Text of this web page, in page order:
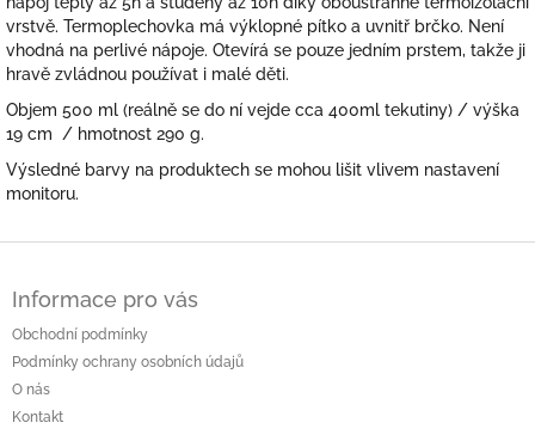
vrstvě. Termoplechovka má výklopné pítko a uvnitř brčko. Není
vhodná na perlivé nápoje. Otevírá se pouze jedním prstem, takže ji
hravě zvládnou používat i malé děti.
Objem 500 ml (reálně se do ní vejde cca 400ml tekutiny) / výška
19 cm / hmotnost 290 g.
Výsledné barvy na produktech se mohou lišit vlivem nastavení
monitoru.
Informace pro vás
Obchodní podmínky
Podmínky ochrany osobních údajů
O nás
Kontakt